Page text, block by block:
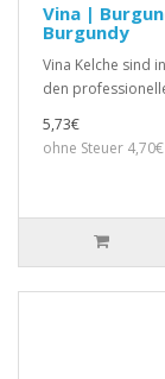
Vina |
Burgundy
Vina Kelche sind
den
5,73€
ohne Steuer 4,70€